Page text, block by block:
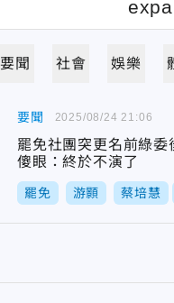
要聞 社會 娛樂
要聞
罷免社團突更名前綠委
傻眼：終於不演了
罷免 游顥 蔡培慧
2025/08/24 21:06